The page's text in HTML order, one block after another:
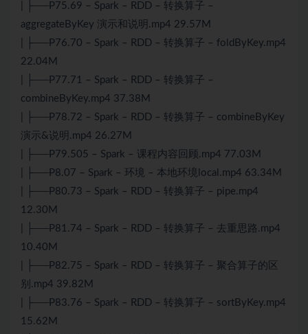
| ├──P75.69 – Spark – RDD – 转换算子 –
aggregateByKey 演示和说明.mp4 29.57M
| ├──P76.70 – Spark – RDD – 转换算子 – foldByKey.mp4
22.04M
| ├──P77.71 – Spark – RDD – 转换算子 –
combineByKey.mp4 37.38M
| ├──P78.72 – Spark – RDD – 转换算子 – combineByKey
演示&说明.mp4 26.27M
| ├──P79.505 – Spark – 课程内容回顾.mp4 77.03M
| ├──P8.07 – Spark – 环境 – 本地环境local.mp4 63.34M
| ├──P80.73 – Spark – RDD – 转换算子 – pipe.mp4
12.30M
| ├──P81.74 – Spark – RDD – 转换算子 – 去重思路.mp4
10.40M
| ├──P82.75 – Spark – RDD – 转换算子 – 聚合算子的区
别.mp4 39.82M
| ├──P83.76 – Spark – RDD – 转换算子 – sortByKey.mp4
15.62M